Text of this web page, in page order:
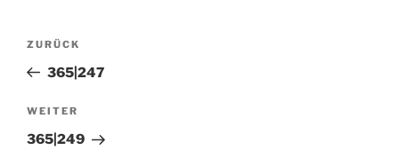
Beitragsnavigation
Vorheriger
Beitrag
ZURÜCK
365|247
Nächster
Beitrag
WEITER
365|249